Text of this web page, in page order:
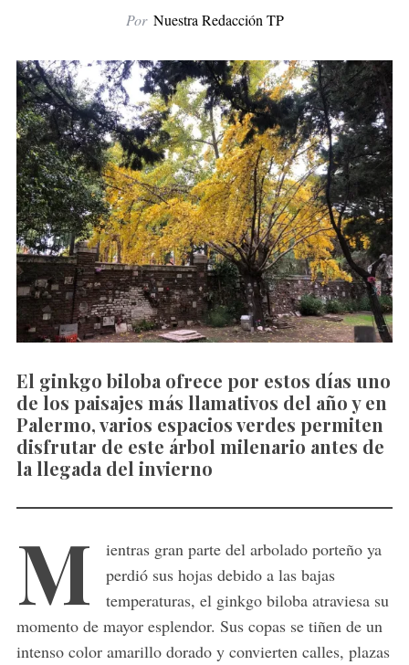
Por Nuestra Redacción TP
El ginkgo biloba ofrece por estos días uno
de los paisajes más llamativos del año y en
Palermo, varios espacios verdes permiten
disfrutar de este árbol milenario antes de
la llegada del invierno
M
ientras gran parte del arbolado porteño ya
perdió sus hojas debido a las bajas
temperaturas, el ginkgo biloba atraviesa su
momento de mayor esplendor. Sus copas se tiñen de un
intenso color amarillo dorado y convierten calles, plazas